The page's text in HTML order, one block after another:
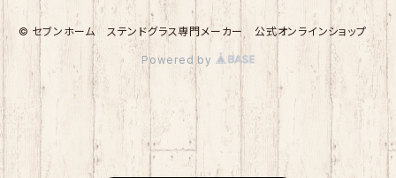
© セブンホーム ステンドグラス専門メーカー 公式オンラインショップ
Powered by